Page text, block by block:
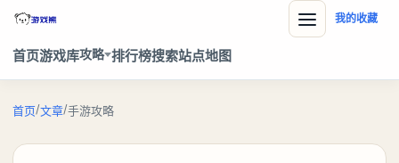
首页游戏库攻略 排行榜搜索站点地图
我的收藏
首页/文章/手游攻略